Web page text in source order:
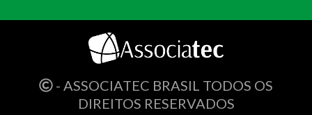
- ASSOCIATEC BRASIL TODOS OS
DIREITOS RESERVADOS